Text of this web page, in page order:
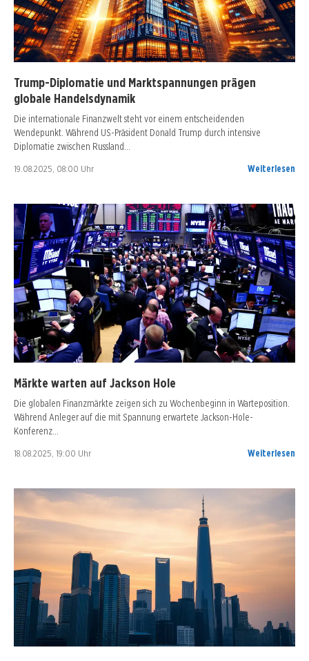
Trump-Diplomatie und Marktspannungen prägen
globale Handelsdynamik
Die internationale Finanzwelt steht vor einem entscheidenden
Wendepunkt. Während US-Präsident Donald Trump durch intensive
Diplomatie zwischen Russland…
19.08.2025, 08:00 Uhr Weiterlesen
Märkte warten auf Jackson Hole
Die globalen Finanzmärkte zeigen sich zu Wochenbeginn in Warteposition.
Während Anleger auf die mit Spannung erwartete Jackson-Hole-
Konferenz…
18.08.2025, 19:00 Uhr Weiterlesen